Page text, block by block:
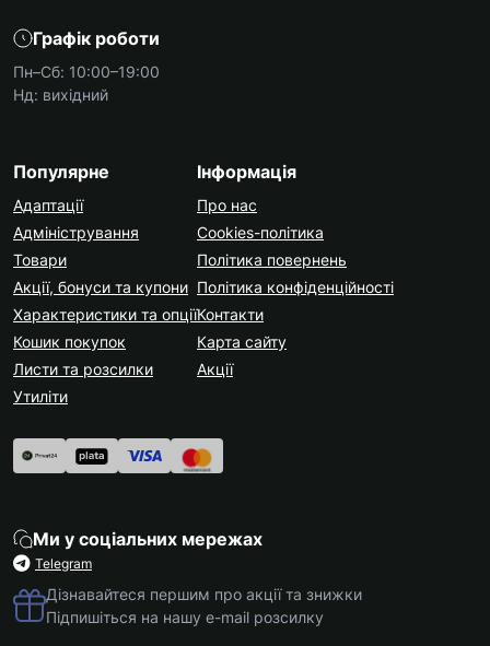
Графік роботи
Пн–Сб: 10:00–19:00
Нд: вихідний
Популярне
Адаптації
Адміністрування
Товари
Акції, бонуси та купони
Характеристики та опції
Кошик покупок
Листи та розсилки
Утиліти
Інформація
Про нас
Cookies-політика
Політика повернень
Політика конфіденційності
Контакти
Карта сайту
Акції
Ми у соціальних мережах
Telegram
Дізнавайтеся першим про акції та знижки
Підпишіться на нашу e-mail розсилку